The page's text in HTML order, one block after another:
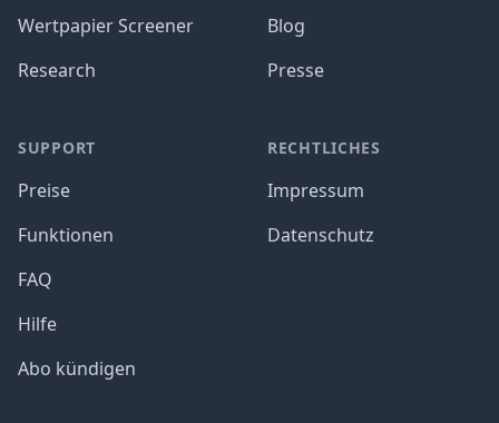
Wertpapier Screener
Research
SUPPORT
Preise
Funktionen
FAQ
Hilfe
Abo kündigen
Blog
Presse
RECHTLICHES
Impressum
Datenschutz